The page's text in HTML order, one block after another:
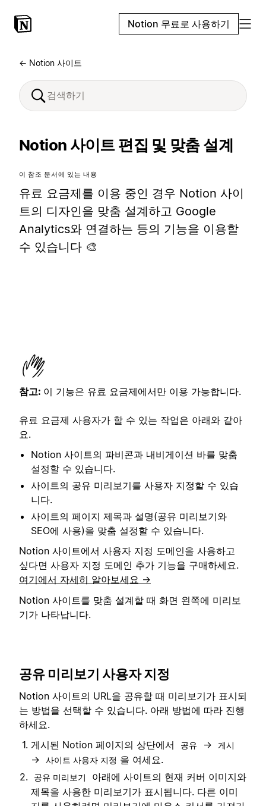
Notion 무료로 사용하기
← Notion 사이트
Notion 사이트 편집 및 맞춤 설계
이 참조 문서에 있는 내용
유료 요금제를 이용 중인 경우 Notion 사이
트의 디자인을 맞춤 설계하고 Google
Analytics와 연결하는 등의 기능을 이용할
수 있습니다 🎨
참고: 이 기능은 유료 요금제에서만 이용 가능합니다.
유료 요금제 사용자가 할 수 있는 작업은 아래와 같아
요.
Notion 사이트의 파비콘과 내비게이션 바를 맞춤
설정할 수 있습니다.
사이트의 공유 미리보기를 사용자 지정할 수 있습
니다.
사이트의 페이지 제목과 설명(공유 미리보기와
SEO에 사용)을 맞춤 설정할 수 있습니다.
Notion 사이트에서 사용자 지정 도메인을 사용하고
싶다면 사용자 지정 도메인 추가 기능을 구매하세요.
여기에서 자세히 알아보세요 →
Notion 사이트를 맞춤 설계할 때 화면 왼쪽에 미리보
기가 나타납니다.
공유 미리보기 사용자 지정
Notion 사이트의 URL을 공유할 때 미리보기가 표시되
는 방법을 선택할 수 있습니다. 아래 방법에 따라 진행
하세요.
게시된 Notion 페이지의 상단에서
공유 → 게시
→ 사이트 사용자 지정 을 여세요.
공유 미리보기
아래에 사이트의 현재 커버 이미지와
제목을 사용한 미리보기가 표시됩니다. 다른 이미